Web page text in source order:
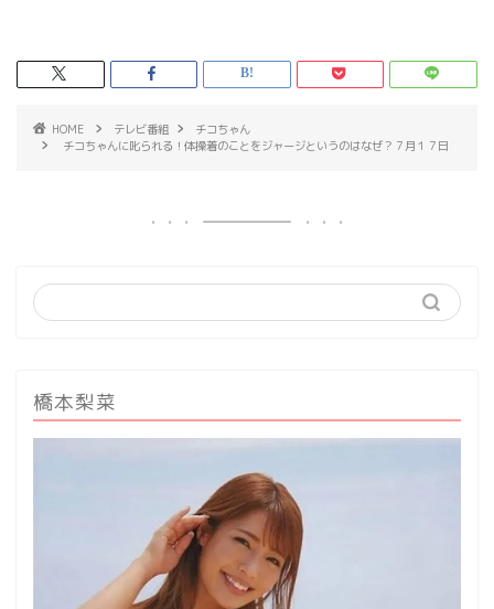
HOME テレビ番組
チコちゃん
チコちゃんに叱られる！体操着のことをジャージというのはなぜ？７月１７日
橋本梨菜